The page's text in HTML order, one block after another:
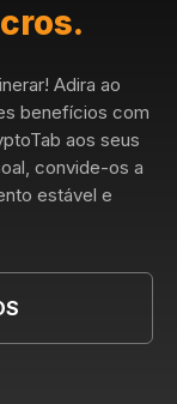
Adira ao
benefícios com
aos seus
convide-os a
estável e